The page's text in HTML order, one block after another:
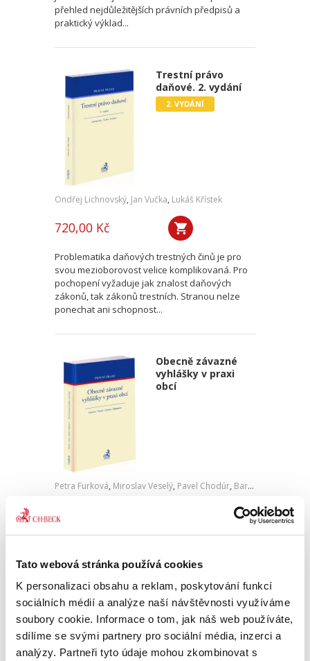
Tato webová stránka používá cookies
K personalizaci obsahu a reklam, poskytování funkcí
sociálních médií a analýze naší návštěvnosti využíváme
soubory cookie. Informace o tom, jak náš web používáte,
sdílíme se svými partnery pro sociální média, inzerci a
analýzy. Partneři tyto údaje mohou zkombinovat s
přehled nejdůležitějších právních předpisů a
praktický výklad...
Trestní právo
daňové. 2. vydání
2. VYDÁNÍ
Ondřej Lichnovský, Jan Vučka, Lukáš Křístek
720,00 Kč
Problematika daňových trestných činů je pro
svou mezioborovost velice komplikovaná. Pro
pochopení vyžaduje jak znalost daňových
zákonů, tak zákonů trestních. Stranou nelze
ponechat ani schopnost...
Obecně závazné
vyhlášky v praxi
obcí
Petra Furková, Miroslav Veselý, Pavel Chodúr, Barbora Štěpánová
990,00 Kč
závazných vyhlášek, ale též, a to je hlavním
přínosem textu, s jednotlivými záležitostmi,
které je možné vyhláškami...
Evropské